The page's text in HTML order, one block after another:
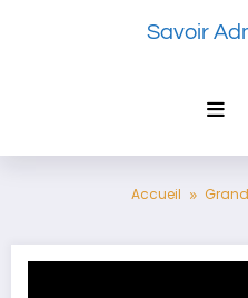
Savoir
Accueil